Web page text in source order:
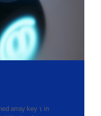
array key 1 in